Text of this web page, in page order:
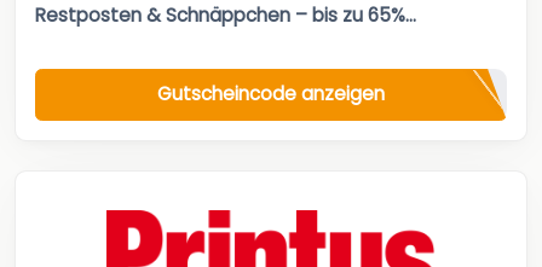
Restposten & Schnäppchen – bis zu 65%...
Gutscheincode anzeigen